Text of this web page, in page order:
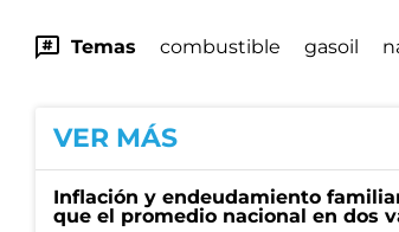
Temas combustible gasoil
VER MÁS
Inflación y endeudamiento
que el promedio nacional en dos